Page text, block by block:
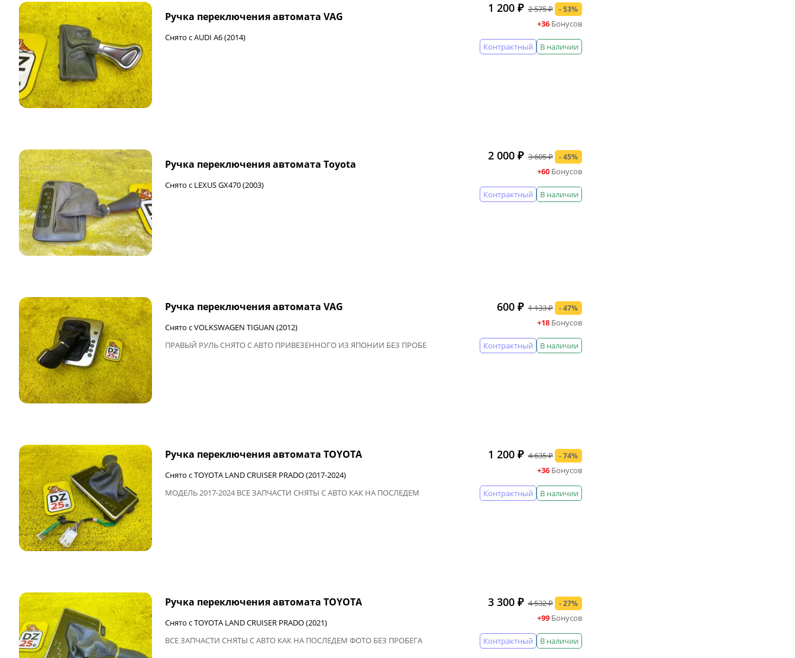
Ручка переключения автомата VAG
Снято с AUDI A6 (2014)
1 200 ₽ 2 575 ₽
- 53%
+36Бонусов
В наличии
Контрактный
Ручка переключения автомата Toyota
Снято с LEXUS GX470 (2003)
2 000 ₽ 3 605 ₽
- 45%
+60Бонусов
В наличии
Контрактный
Ручка переключения автомата VAG
Снято с VOLKSWAGEN TIGUAN (2012)
ПРАВЫЙ РУЛЬ СНЯТО С АВТО ПРИВЕЗЕННОГО ИЗ ЯПОНИИ БЕЗ ПРОБЕ
600 ₽ 1 133 ₽
- 47%
+18Бонусов
В наличии
Контрактный
Ручка переключения автомата TOYOTA
Снято с TOYOTA LAND CRUISER PRADO (2017-2024)
МОДЕЛЬ 2017-2024 ВСЕ ЗАПЧАСТИ СНЯТЫ С АВТО КАК НА ПОСЛЕДЕМ
1 200 ₽ 4 635 ₽
- 74%
+36Бонусов
В наличии
Контрактный
Ручка переключения автомата TOYOTA
Снято с TOYOTA LAND CRUISER PRADO (2021)
ВСЕ ЗАПЧАСТИ СНЯТЫ С АВТО КАК НА ПОСЛЕДЕМ ФОТО БЕЗ ПРОБЕГА
3 300 ₽ 4 532 ₽
- 27%
+99Бонусов
В наличии
Контрактный